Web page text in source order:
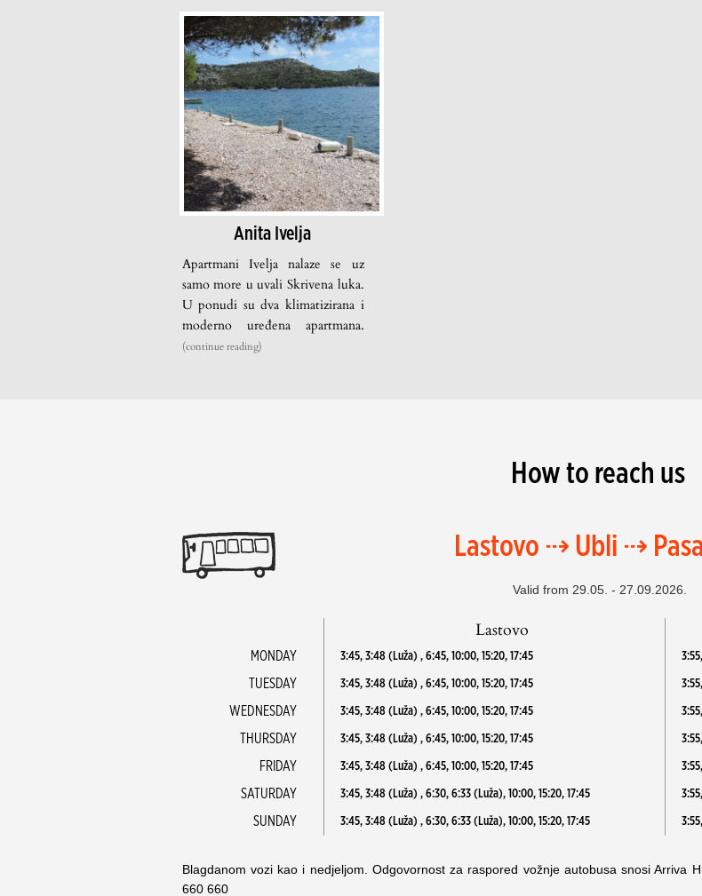
Anita Ivelja
Apartmani Ivelja nalaze se uz
samo more u uvali Skrivena luka.
U ponudi su dva klimatizirana i
moderno uređena apartmana.
(continue reading)
How to reach us
Lastovo ⇢ Ubli ⇢
Valid from 29.05. - 27.09.2026.
Lastovo
MONDAY 3:45, 3:48 (Luža) , 6:45, 10:00, 15:20, 17:45
TUESDAY 3:45, 3:48 (Luža) , 6:45, 10:00, 15:20, 17:45
WEDNESDAY 3:45, 3:48 (Luža) , 6:45, 10:00, 15:20, 17:45
THURSDAY 3:45, 3:48 (Luža) , 6:45, 10:00, 15:20, 17:45
FRIDAY 3:45, 3:48 (Luža) , 6:45, 10:00, 15:20, 17:45
SATURDAY 3:45, 3:48 (Luža) , 6:30, 6:33 (Luža), 10:00, 15:20, 17:45
SUNDAY 3:45, 3:48 (Luža) , 6:30, 6:33 (Luža), 10:00, 15:20, 17:45
Blagdanom vozi kao i nedjeljom. Odgovornost za raspored vožnje autobusa snosi Arriva
660 660